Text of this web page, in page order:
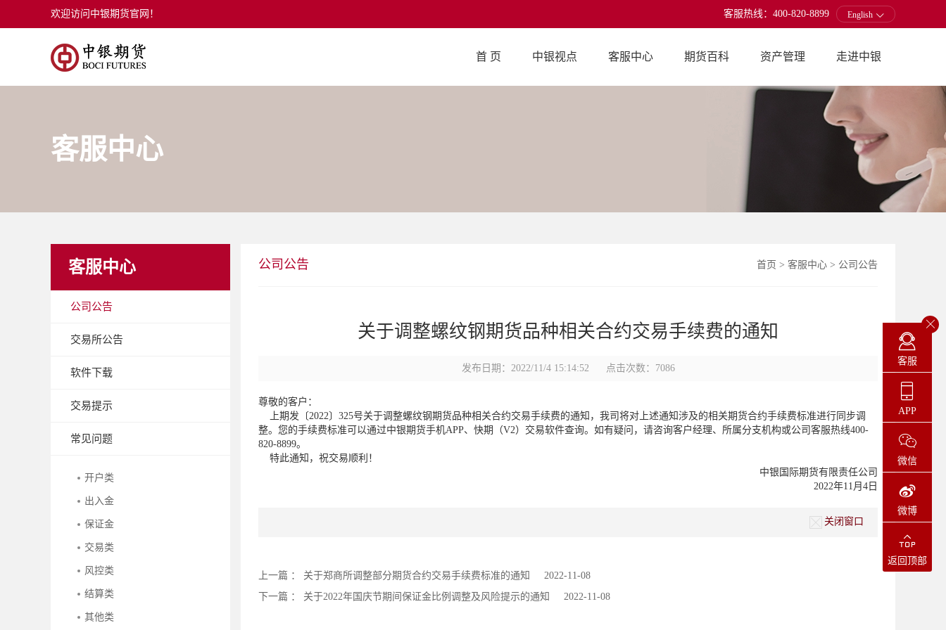
欢迎访问中银期货官网！ 客服热线：400-820-8899 English
首 页 中银视点 客服中心 期货百科 资产管理 走进中银
客服中心
客服中心
公司公告
交易所公告
软件下载
交易提示
常见问题
开户类
出入金
保证金
交易类
风控类
结算类
其他类
公司公告 首页 > 客服中心 > 公司公告
关于调整螺纹钢期货品种相关合约交易手续费的通知
发布日期：2022/11/4 15:14:52 点击次数：7086
尊敬的客户：
上期发〔2022〕325号关于调整螺纹钢期货品种相关合约交易手续费的通知，我司将对上述通知涉及的相关期货合约手续费标准进行同步调
整。您的手续费标准可以通过中银期货手机APP、快期（V2）交易软件查询。如有疑问，请咨询客户经理、所属分支机构或公司客服热线400-
820-8899。
特此通知，祝交易顺利！
中银国际期货有限责任公司
2022年11月4日
关闭窗口
上一篇 ： 关于郑商所调整部分期货合约交易手续费标准的通知
2022-11-08
下一篇 ： 关于2022年国庆节期间保证金比例调整及风险提示的通知 2022-11-08
客服
APP
微信
微博
返回顶部